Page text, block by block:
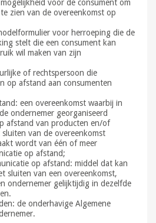
voor de consument om
zien van de overeenkomst op
voor herroeping die de
stelt die een consument kan
wil maken van zijn
of rechtspersoon die
op afstand aan consumenten
een overeenkomst waarbij in
ondernemer georganiseerd
afstand van producten en/of
van de overeenkomst
wordt van één of meer
op afstand;
op afstand: middel dat kan
sluiten van een overeenkomst,
ondernemer gelijktijdig in dezelfde
de onderhavige Algemene